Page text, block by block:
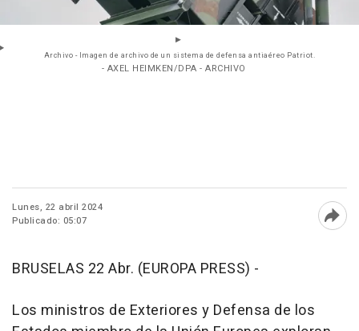
Archivo - Imagen de archivo de un sistema de defensa antiaéreo Patriot.
- AXEL HEIMKEN/DPA - ARCHIVO
Lunes, 22 abril 2024
Publicado: 05:07
BRUSELAS 22 Abr. (EUROPA PRESS) -
Los ministros de Exteriores y Defensa de los